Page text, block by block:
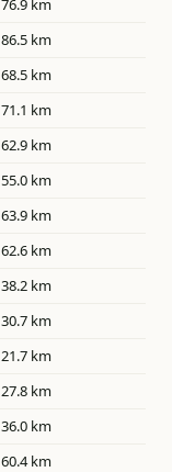
76.9 km
86.5 km
68.5 km
71.1 km
62.9 km
55.0 km
63.9 km
62.6 km
38.2 km
30.7 km
21.7 km
27.8 km
36.0 km
60.4 km